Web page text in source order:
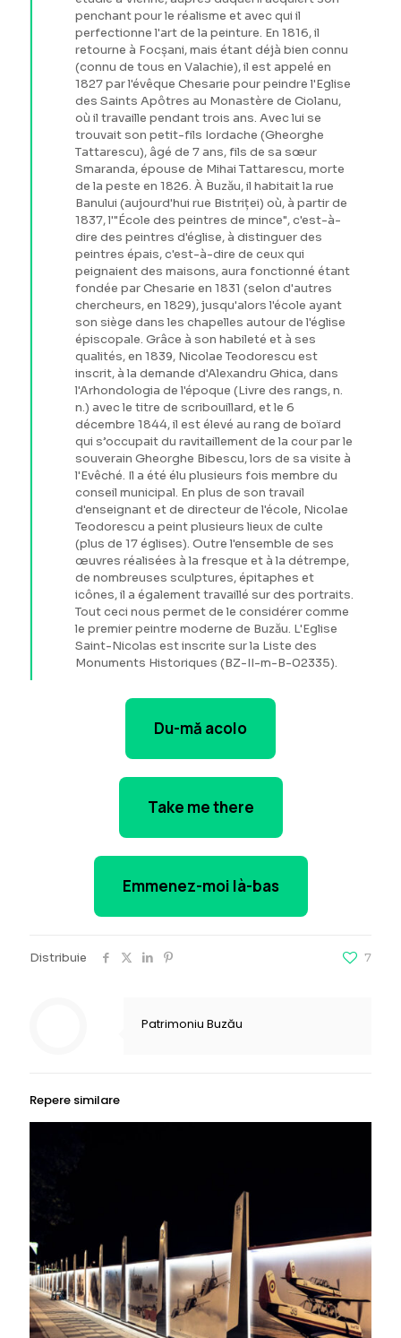
penchant pour le réalisme et avec qui il
perfectionne l'art de la peinture. En 1816, il
retourne à Focșani, mais étant déjà bien connu
(connu de tous en Valachie), il est appelé en
1827 par l'évêque Chesarie pour peindre l'Eglise
des Saints Apôtres au Monastère de Ciolanu,
où il travaille pendant trois ans. Avec lui se
trouvait son petit-fils Iordache (Gheorghe
Tattarescu), âgé de 7 ans, fils de sa sœur
Smaranda, épouse de Mihai Tattarescu, morte
de la peste en 1826. À Buzău, il habitait la rue
Banului (aujourd'hui rue Bistriței) où, à partir de
1837, l'"École des peintres de mince", c'est-à-
dire des peintres d'église, à distinguer des
peintres épais, c'est-à-dire de ceux qui
peignaient des maisons, aura fonctionné étant
fondée par Chesarie en 1831 (selon d'autres
chercheurs, en 1829), jusqu'alors l'école ayant
son siège dans les chapelles autour de l'église
épiscopale. Grâce à son habileté et à ses
qualités, en 1839, Nicolae Teodorescu est
inscrit, à la demande d'Alexandru Ghica, dans
l'Arhondologia de l'époque (Livre des rangs, n.
n.) avec le titre de scribouillard, et le 6
décembre 1844, il est élevé au rang de boïard
qui s’occupait du ravitaillement de la cour par le
souverain Gheorghe Bibescu, lors de sa visite à
l'Evêché. Il a été élu plusieurs fois membre du
conseil municipal. En plus de son travail
d'enseignant et de directeur de l'école, Nicolae
Teodorescu a peint plusieurs lieux de culte
(plus de 17 églises). Outre l'ensemble de ses
œuvres réalisées à la fresque et à la détrempe,
de nombreuses sculptures, épitaphes et
icônes, il a également travaillé sur des portraits.
Tout ceci nous permet de le considérer comme
le premier peintre moderne de Buzău. L'Eglise
Saint-Nicolas est inscrite sur la Liste des
Monuments Historiques (BZ-II-m-B-02335).
Du-mă acolo
Take me there
Emmenez-moi là-bas
Distribuie 7
Patrimoniu Buzău
Repere similare